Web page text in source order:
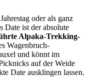
oder als ganz
Date ist der absolute
Alpaka-Trekking-
Wagenbruch-
und könnt im
auf der Weide
Date ausklingen lassen.